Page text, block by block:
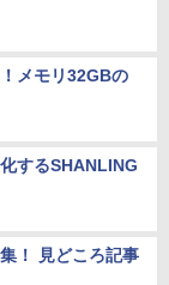
メモリ32GBの
するSHANLING
！ 見どころ記事